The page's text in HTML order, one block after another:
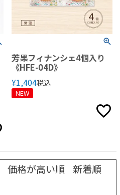
芳果フィナンシェ4個入り
《HFE-04D》
¥1,404税込
NEW
価格が高い順
新着順